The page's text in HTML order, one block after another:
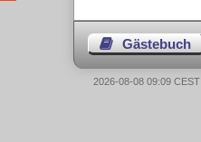
Gästebuch
2026-08-08 09:09 CEST